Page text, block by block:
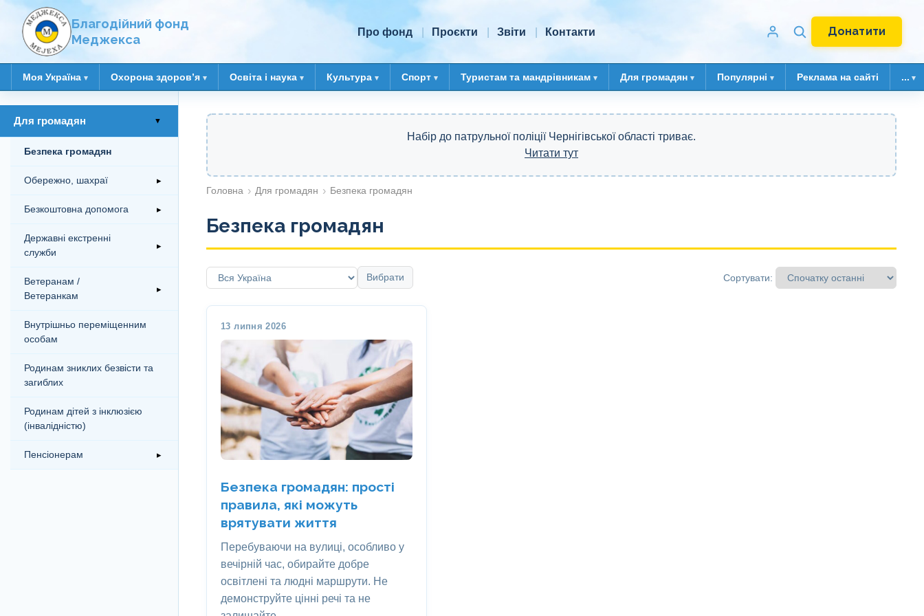
Благодійний фонд
Меджекса
Про фонд Проєкти Звіти Контакти Донатити
Моя Україна Охорона здоровʼя Освіта і наука Культура Спорт Туристам та мандрівникам Для громадян Популярні Реклама на сайті ...
Для громадян ▸
Безпека громадян
Обережно, шахраї ▸
Безкоштовна допомога ▸
Державні екстренні
служби
▸
Ветеранам /
Ветеранкам
▸
Внутрішньо переміщенним
особам
Родинам зниклих безвісти та
загиблих
Родинам дітей з інклюзією
(інвалідністю)
Пенсіонерам ▸
Набір до патрульної поліції Чернігівської області триває.
Читати тут
Головна Для громадян Безпека громадян
Безпека громадян
Вибрати Сортувати:
13 липня 2026
Безпека громадян: прості
правила, які можуть
врятувати життя
Перебуваючи на вулиці, особливо у
вечірній час, обирайте добре
освітлені та людні маршрути. Не
демонструйте цінні речі та не